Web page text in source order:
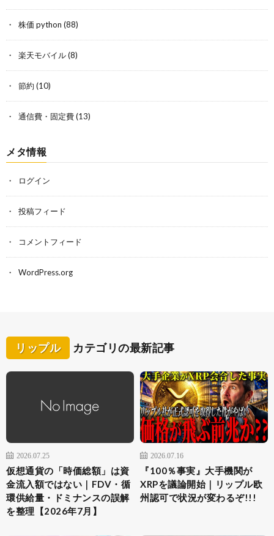
株価 python (88)
楽天モバイル(8)
節約 (10)
通信費・固定費(13)
メタ情報
ログイン
投稿フィード
コメントフィード
WordPress.org
リップル カテゴリの最新記事
2026.07.25
仮想通貨の「時価総額」は資
金流入額ではない｜FDV・循
環供給量・ドミナンスの誤解
を整理【2026年7月】
2026.07.16
『100％事実』大手機関が
XRPを議論開始｜リップル欧
州認可で状況が変わるぞ!!!